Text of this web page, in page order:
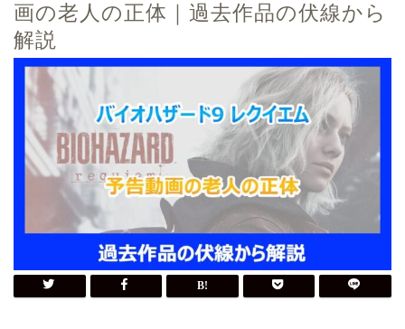
画の老人の正体｜過去作品の伏線から
解説